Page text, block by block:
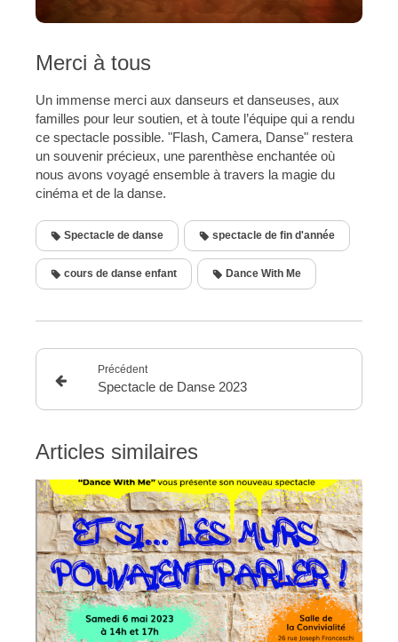
Merci à tous
Un immense merci aux danseurs et danseuses, aux
familles pour leur soutien, et à toute l’équipe qui a rendu
ce spectacle possible. "Flash, Camera, Danse" restera
un souvenir précieux, une parenthèse enchantée où
nous avons voyagé ensemble à travers la magie du
cinéma et de la danse.
Spectacle de danse spectacle de fin d'année
cours de danse enfant Dance With Me
Précédent
Spectacle de Danse 2023
Articles similaires